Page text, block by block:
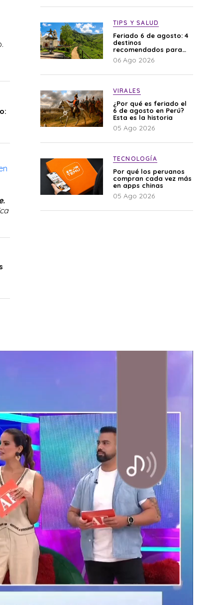
TIPS Y SALUD
Feriado 6 de agosto: 4
destinos
recomendados para
disfrutar el descanso
06 Ago 2026
VIRALES
¿Por qué es feriado el
6 de agosto en Perú?
Esta es la historia
05 Ago 2026
TECNOLOGÍA
Por qué los peruanos
compran cada vez más
en apps chinas
05 Ago 2026